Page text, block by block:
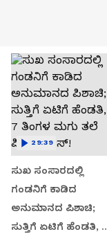
ಸುಖ ಸಂಸಾರದಲ್ಲಿ
ಗಂಡನಿಗೆ ಕಾಡಿದ
ಅನುಮಾನದ ಪಿಶಾಚಿ;
ಸುತ್ತಿಗೆ ಏಟಿಗೆ ಹೆಂಡತಿ, 7
29:39